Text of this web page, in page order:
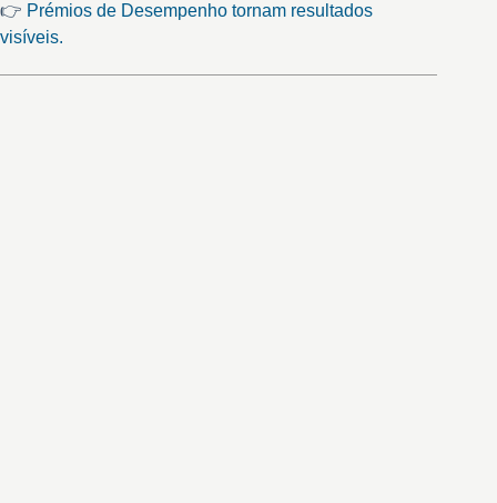
👉 Prémios de Desempenho tornam resultados
visíveis.